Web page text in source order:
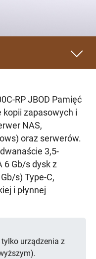
RP JBOD Pamięć
zapasowych i
NAS,
oraz serwerów.
3,5-
6 Gb/s dysk z
s) Type-C,
i płynnej
tylko urządzenia z